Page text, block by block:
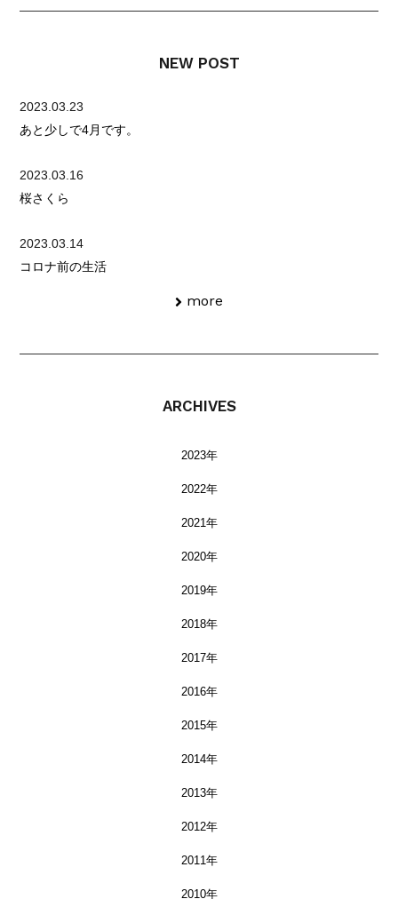
NEW POST
2023.03.23
あと少しで4月です。
2023.03.16
桜さくら
2023.03.14
コロナ前の生活
more
ARCHIVES
2023年
2022年
2021年
2020年
2019年
2018年
2017年
2016年
2015年
2014年
2013年
2012年
2011年
2010年